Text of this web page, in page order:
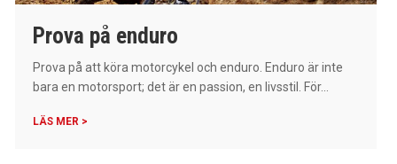
Prova på enduro
Prova på att köra motorcykel och enduro. Enduro är inte
bara en motorsport; det är en passion, en livsstil. För...
LÄS MER >